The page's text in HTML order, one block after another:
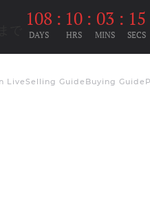
108
DAYS
: 10
HRS
: 03
MINS
: 14
SECS
LiveSelling Guide Buying Guide